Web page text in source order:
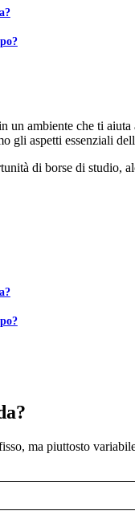
un ambiente che ti
gli aspetti essenziali
di borse di studio,
ma piuttosto